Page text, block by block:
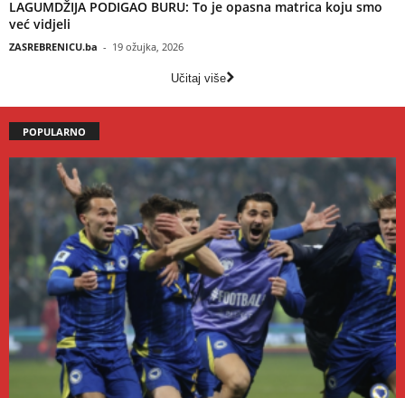
LAGUMDŽIJA PODIGAO BURU: To je opasna matrica koju smo
već vidjeli
ZASREBRENICU.ba - 19 ožujka, 2026
Učitaj više
POPULARNO